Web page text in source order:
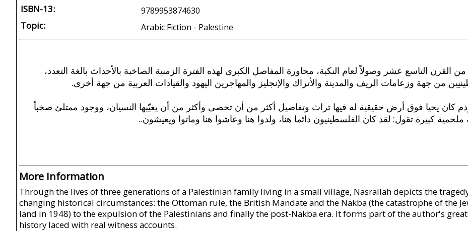
ISBN-13: 9789953874630
Topic: Arabic Fiction - Palestine
من القرن التاسع عشر وصولاً لعام النكبة، محاورة المفاصل الكبرى لهذه الفترة الزمنية الصاخبة بالأحداث بالغة التعدد،
من جهة وزعامات الريف والمدينة والأتراك والإنجليز والمهاجرين اليهود والقيادات العربية من جهة أخرى.
كان يحيا فوق أرض حقيقية له فيها تراث وتفاصيل أكثر من أن تحصى وأكثر من أن يغيّبها النسيان، ووجود ممتلئ صخباً
كبيرة تقول: لقد كان الفلسطينيون دائما هنا، ولدوا هنا وعاشوا هنا وماتوا ويعيشون..
More Information
Through the lives of three generations of a Palestinian family living in a small village, Nasrallah depicts the
changing historical circumstances: the Ottoman rule, the British Mandate and the Nakba (the catastrophe of the
land in 1948) to the expulsion of the Palestinians and finally the post-Nakba era. It forms part of the author's
history laced with real witness accounts.